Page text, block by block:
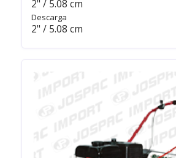
2" / 5.08 cm
Descarga
2" / 5.08 cm